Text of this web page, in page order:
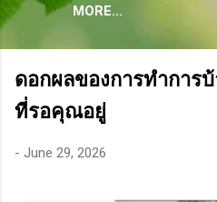
MORE…
ดอกผลของการทำการ
ที่รอคุณอยู่
- June 29, 2026